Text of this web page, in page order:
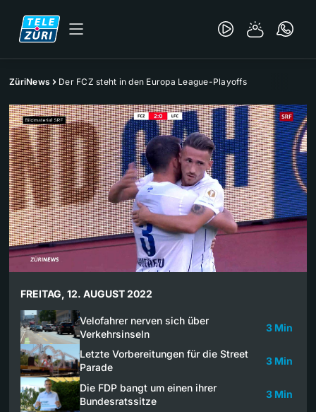
ZüriNews Der FCZ steht in den Europa League-Playoffs
FREITAG, 12. AUGUST 2022
Velofahrer nerven sich über
Verkehrsinseln
3 Min
Letzte Vorbereitungen für die Street
Parade
3 Min
Die FDP bangt um einen ihrer
Bundesratssitze
3 Min